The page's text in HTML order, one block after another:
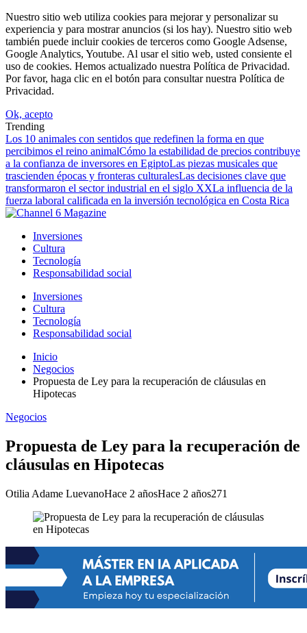
Nuestro sitio web utiliza cookies para mejorar y personalizar su
experiencia y para mostrar anuncios (si los hay). Nuestro sitio web
también puede incluir cookies de terceros como Google Adsense,
Google Analytics, Youtube. Al usar el sitio web, usted consiente el
uso de cookies. Hemos actualizado nuestra Política de Privacidad.
Por favor, haga clic en el botón para consultar nuestra Política de
Privacidad.
Ok, acepto
Trending
Los 10 animales con sentidos que redefinen la forma en que
percibimos el reino animalCómo la estabilidad de precios contribuye
a la confianza de inversores en EgiptoLas piezas musicales que
trascienden épocas y fronteras culturalesLas decisiones clave que
transformaron el sector industrial en el siglo XXLa influencia de la
fuerza laboral calificada en la inversión tecnológica en Costa Rica
Inversiones
Cultura
Tecnología
Responsabilidad social
Inversiones
Cultura
Tecnología
Responsabilidad social
Inicio
Negocios
Propuesta de Ley para la recuperación de cláusulas en
Hipotecas
Negocios
Propuesta de Ley para la recuperación de
cláusulas en Hipotecas
Otilia Adame LuevanoHace 2 añosHace 2 años271